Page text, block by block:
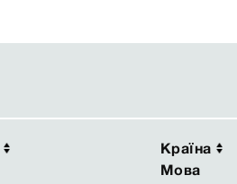
Країна
Мова
Країна
Мова